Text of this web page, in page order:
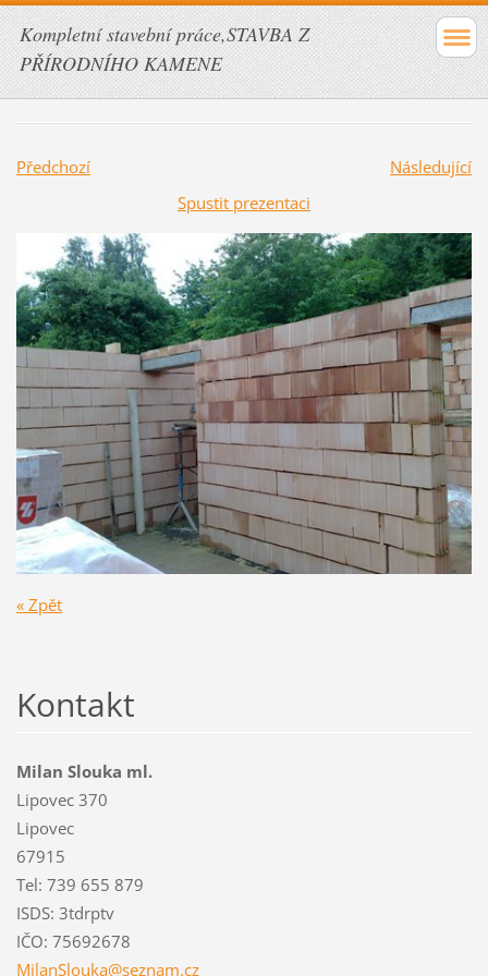
Kompletní stavební práce,STAVBA Z
PŘÍRODNÍHO KAMENE
Předchozí
Následující
Spustit prezentaci
« Zpět
Kontakt
Milan Slouka ml.
Lipovec 370
Lipovec
67915
Tel: 739 655 879
ISDS: 3tdrptv
IČO: 75692678
MilanSlouka@seznam.cz